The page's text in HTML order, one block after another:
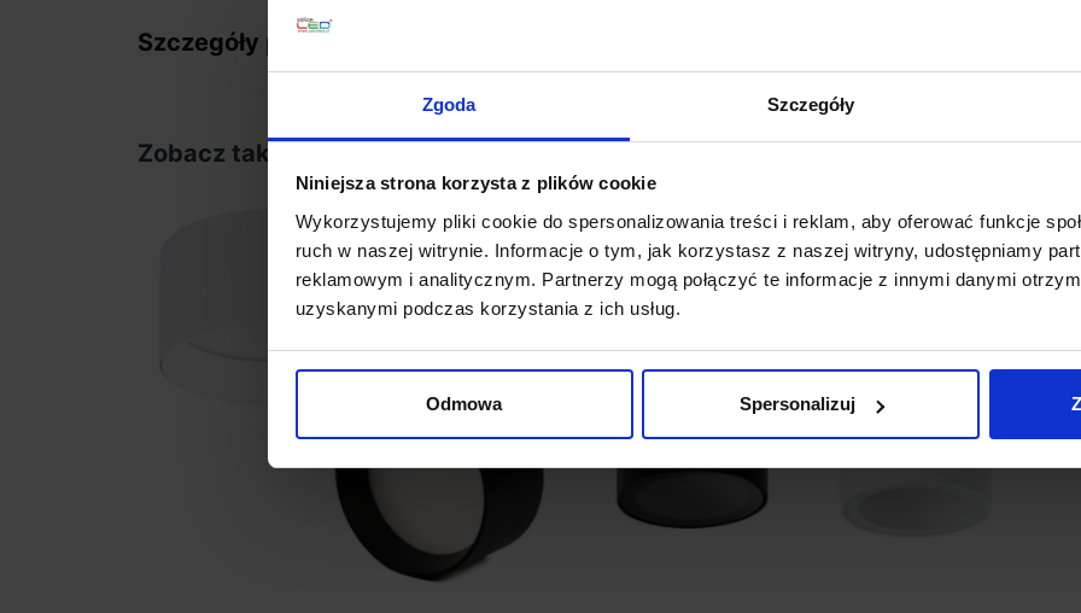
Zgoda Szczegóły
Niniejsza strona korzysta z plików cookie
Wykorzystujemy pliki cookie do spersonalizowania treści i reklam, aby oferować funkcje
ruch w naszej witrynie. Informacje o tym, jak korzystasz z naszej witryny, udostępniamy
reklamowym i analitycznym. Partnerzy mogą połączyć te informacje z innymi danymi
uzyskanymi podczas korzystania z ich usług.
Odmowa Spersonalizuj
Szczegóły produktu
Zobacz także